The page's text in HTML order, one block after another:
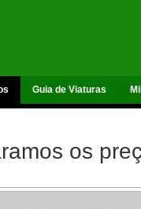
Guia de Viaturas
os